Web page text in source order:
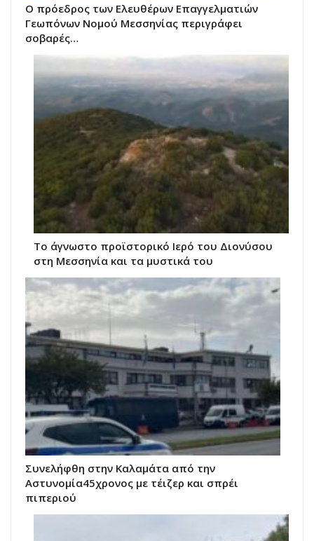
Ο πρόεδρος των Ελευθέρων Επαγγελματιών
Γεωπόνων Νομού Μεσσηνίας περιγράφει
σοβαρές…
Το άγνωστο προϊστορικό Ιερό του Διονύσου
στη Μεσσηνία και τα μυστικά του
Συνελήφθη στην Καλαμάτα από την
Αστυνομία45χρονος με τέιζερ και σπρέι
πιπεριού